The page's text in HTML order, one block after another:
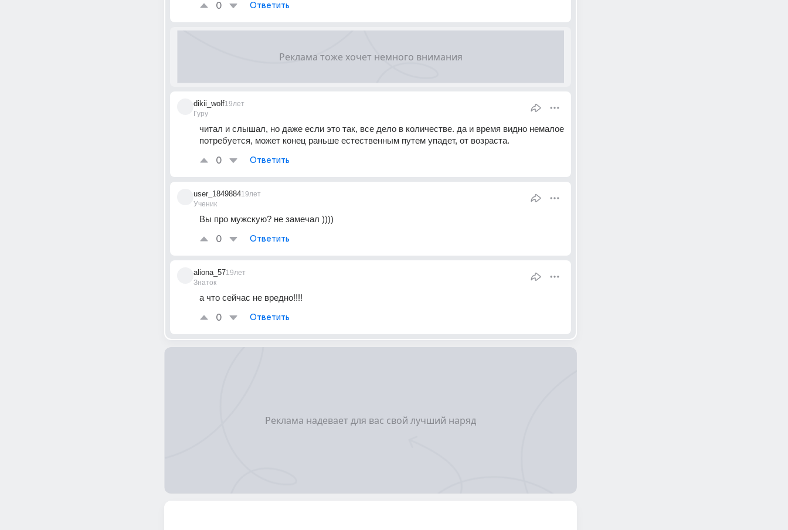
0 Ответить
dikii_wolf
Гуру
19лет
читал и слышал, но даже если это так, все дело в количестве. да и время видно немалое
потребуется, может конец раньше естественным путем упадет, от возраста.
0 Ответить
user_1849884
Ученик
19лет
Вы про мужскую? не замечал ))))
0 Ответить
aliona_57
Знаток
19лет
а что сейчас не вредно!!!!
0 Ответить